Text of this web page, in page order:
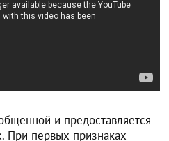
и предоставляется
При первых признаках